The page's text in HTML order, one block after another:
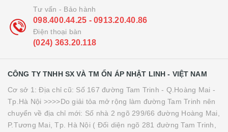
Tư vấn - Bảo hành
098.400.44.25 - 0913.20.40.86
Điện thoại bàn
(024) 363.20.118
CÔNG TY TNHH SX VÀ TM ỔN ÁP NHẬT LINH - VIỆT NAM
Cơ sở 1: Địa chỉ cũ: Số 167 đường Tam Trinh - Q.Hoàng Mai -
Tp.Hà Nội >>>>Do giải tỏa mở rộng làm đường Tam Trinh nên
chuyển về địa chỉ mới: Số nhà 2 ngõ 299/66 đường Hoàng Mai,
P.Tương Mai, Tp. Hà Nội ( Đối diện ngõ 281 đường Tam Trinh,